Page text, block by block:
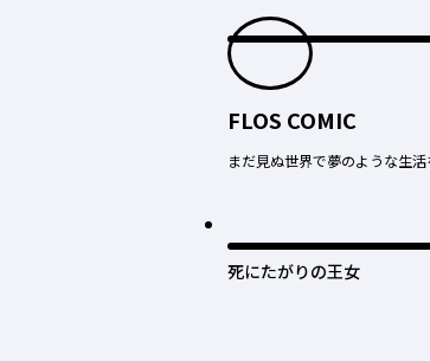
FLOS COMIC
まだ見ぬ世界で夢のような生
死にたがりの王女